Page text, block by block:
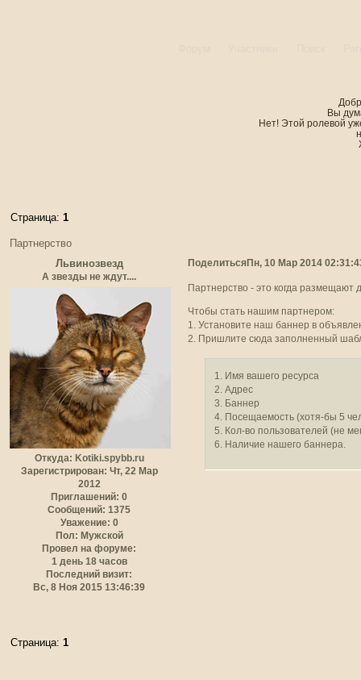
Вы
Нет! Этой ролевой
Партнерство
Страница: 1
ПоделитьсяПн, 10 Мар 2014
Львинозвезд
А звезды не ждут....
Откуда: Kotiki.spybb.ru
Зарегистрирован: Чт, 22 Мар
2012
Приглашений: 0
Сообщений: 1375
Уважение: 0
Пол: Мужской
Провел на форуме:
1 день 18 часов
Последний визит:
Вс, 8 Ноя 2015 13:46:39
Партнерство - это когда размещают
Чтобы стать нашим партнером:
1. Установите наш баннер в
2. Пришлите сюда заполненный
1. Имя вашего ресурса
2. Адрес
3. Баннер
4. Посещаемость (хотя-бы 5
5. Кол-во пользователей (не
6. Наличие нашего баннера.
Страница: 1